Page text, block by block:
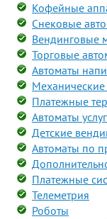
Кофейные
Снековые
Вендинговые
Торговые
Автоматы
Платежные
Автоматы услуг
Детские
Автоматы по
Платежные
Телеметрия
Роботы